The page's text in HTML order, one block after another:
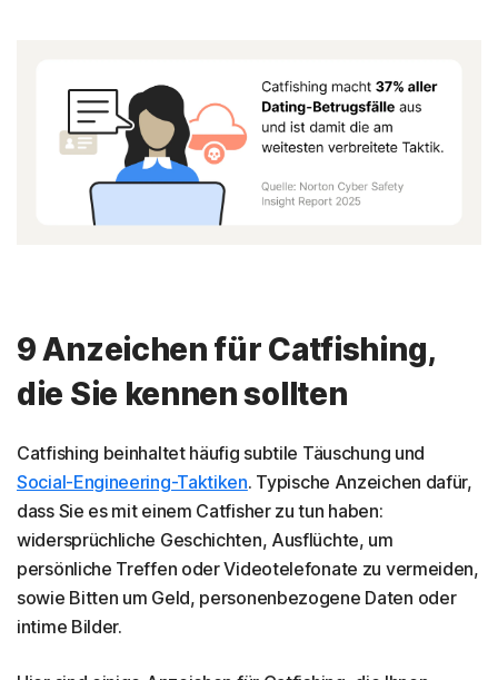
9 Anzeichen für Catfishing,
die Sie kennen sollten
Catfishing beinhaltet häufig subtile Täuschung und
Social-Engineering-Taktiken. Typische Anzeichen dafür,
dass Sie es mit einem Catfisher zu tun haben:
widersprüchliche Geschichten, Ausflüchte, um
persönliche Treffen oder Videotelefonate zu vermeiden,
sowie Bitten um Geld, personenbezogene Daten oder
intime Bilder.